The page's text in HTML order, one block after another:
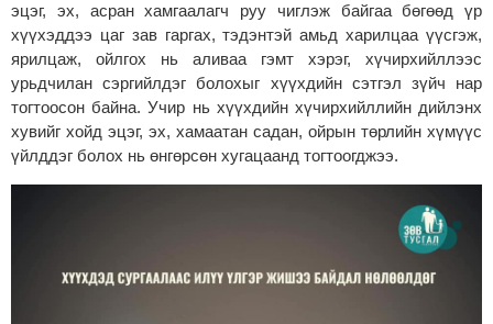
эцэг, эх, асран хамгаалагч руу чиглэж байгаа бөгөөд үр
хүүхэддээ цаг зав гаргах, тэдэнтэй амьд харилцаа үүсгэж,
ярилцаж, ойлгох нь аливаа гэмт хэрэг, хүчирхийллээс
урьдчилан сэргийлдэг болохыг хүүхдийн сэтгэл зүйч нар
тогтоосон байна. Учир нь хүүхдийн хүчирхийллийн дийлэнх
хувийг хойд эцэг, эх, хамаатан садан, ойрын төрлийн хүмүүс
үйлддэг болох нь өнгөрсөн хугацаанд тогтоогджээ.